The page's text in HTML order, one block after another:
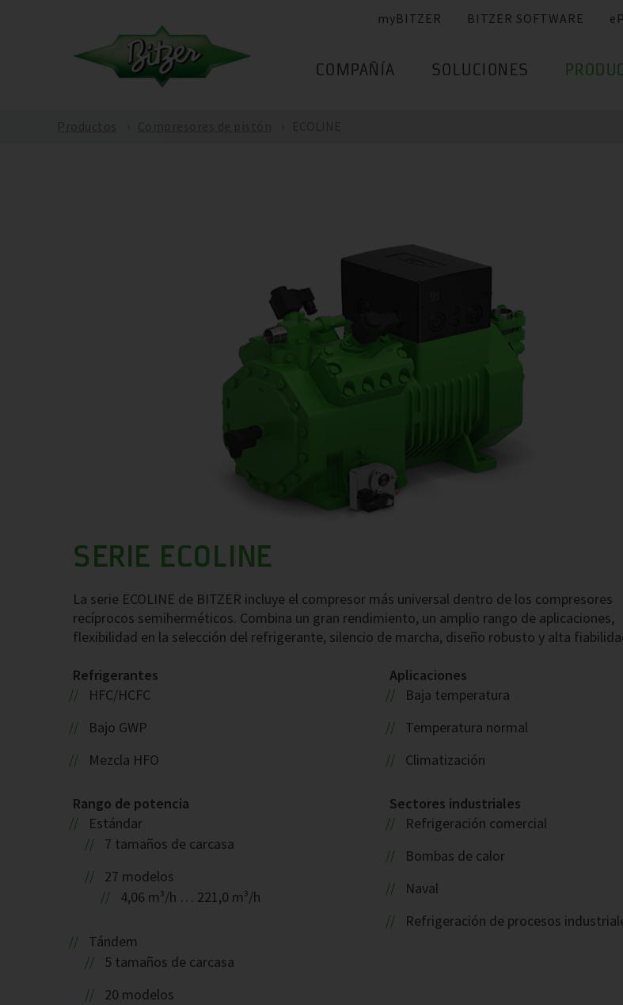
myBITZER BITZER SOFTWARE
COMPAÑÍA SOLUCIONES
SERIE ECOLINE
La serie ECOLINE de BITZER incluye el compresor más universal dentro de los compresores
recíprocos semiherméticos. Combina un gran rendimiento, un amplio rango de aplicaciones,
flexibilidad en la selección del refrigerante, silencio de marcha, diseño robusto y alta
Refrigerantes
HFC/HCFC
Bajo GWP
Mezcla HFO
Rango de potencia
Estándar
7 tamaños de carcasa
27 modelos
4,06 m³/h … 221,0 m³/h
Tándem
5 tamaños de carcasa
20 modelos
Aplicaciones
Baja temperatura
Temperatura normal
Climatización
Sectores industriales
Refrigeración comercial
Bombas de calor
Naval
Refrigeración de procesos